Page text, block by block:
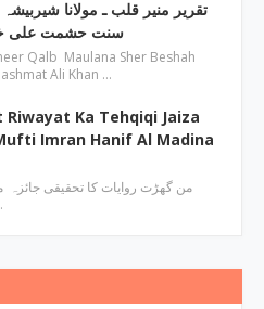
سنت حشمت علی
Qalb Maulana Sher Beshah
Ali Khan …
Riwayat Ka Tehqiqi Jaiza
Imran Hanif Al Madina
من گھڑت روایات کا تحقیقی جائزہ